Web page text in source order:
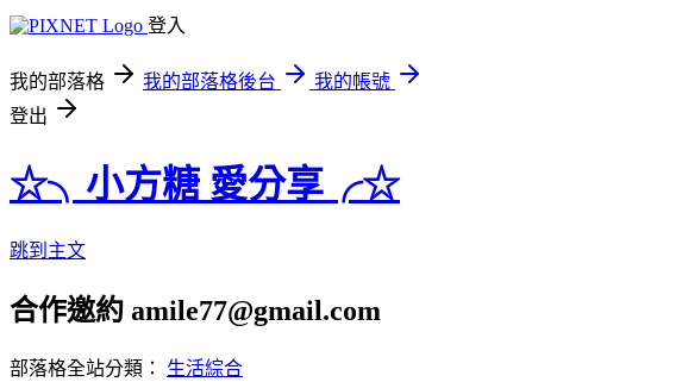
登入
我的部落格 我的部落格後台
我的帳號
登出
☆╮小方糖 愛分享╭☆
跳到主文
合作邀約 amile77@gmail.com
部落格全站分類： 生活綜合